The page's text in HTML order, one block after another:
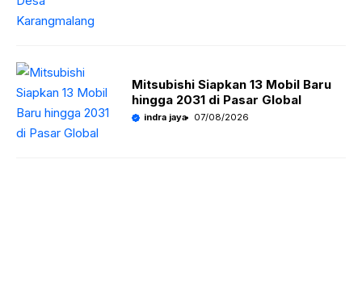
Mitsubishi Siapkan 13 Mobil Baru
hingga 2031 di Pasar Global
indra jaya 07/08/2026